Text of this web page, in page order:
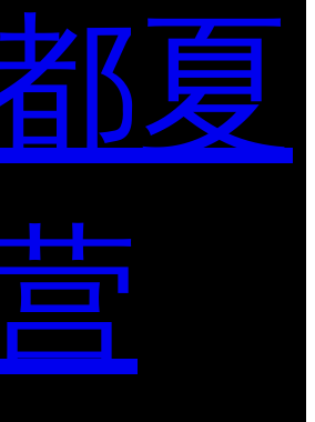
夏